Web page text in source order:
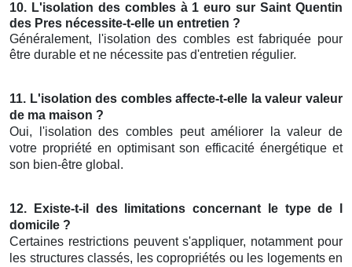
10. L'isolation des combles à 1 euro sur Saint Quentin
des Pres nécessite-t-elle un entretien ?
Généralement, l'isolation des combles est fabriquée pour
être durable et ne nécessite pas d'entretien régulier.
11. L'isolation des combles affecte-t-elle la valeur valeur
de ma maison ?
Oui, l'isolation des combles peut améliorer la valeur de
votre propriété en optimisant son efficacité énergétique et
son bien-être global.
12. Existe-t-il des limitations concernant le type de l
domicile ?
Certaines restrictions peuvent s'appliquer, notamment pour
les structures classés, les copropriétés ou les logements en